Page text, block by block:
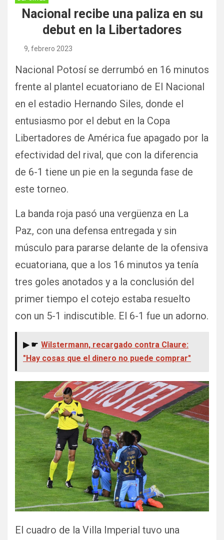
Nacional recibe una paliza en su
debut en la Libertadores
9, febrero 2023
Nacional Potosí se derrumbó en 16 minutos
frente al plantel ecuatoriano de El Nacional
en el estadio Hernando Siles, donde el
entusiasmo por el debut en la Copa
Libertadores de América fue apagado por la
efectividad del rival, que con la diferencia
de 6-1 tiene un pie en la segunda fase de
este torneo.
La banda roja pasó una vergüenza en La
Paz, con una defensa entregada y sin
músculo para pararse delante de la ofensiva
ecuatoriana, que a los 16 minutos ya tenía
tres goles anotados y a la conclusión del
primer tiempo el cotejo estaba resuelto
con un 5-1 indiscutible. El 6-1 fue un adorno.
▶ ☛ Wilstermann, recargado contra Claure:
"Hay cosas que el dinero no puede comprar"
El cuadro de la Villa Imperial tuvo una